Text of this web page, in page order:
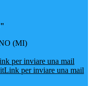
(MI)
per inviare una mail
Link per inviare una mail